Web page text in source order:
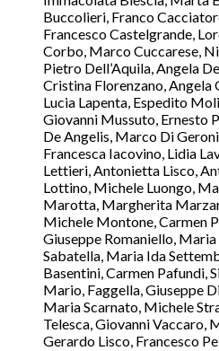
Buccolieri, Franco
Francesco Castelgrande,
Corbo, Marco Cuccarese,
Pietro Dell’Aquila, Angela
Cristina Florenzano, Angela
Lucia Lapenta, Espedito
Giovanni Mussuto, Ernesto
De Angelis, Marco Di
Francesca Iacovino, Lidia
Lettieri, Antonietta Lisco,
Lottino, Michele Luongo,
Marotta, Margherita
Michele Montone, Carmen
Giuseppe Romaniello,
Sabatella, Maria Ida
Basentini, Carmen Pafundi,
Mario, Faggella, Giuseppe
Maria Scarnato, Michele
Telesca, Giovanni Vaccaro,
Gerardo Lisco, Francesco